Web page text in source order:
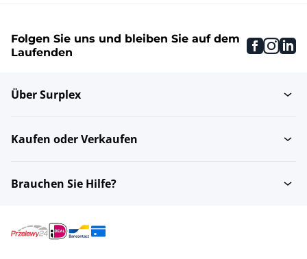
Folgen Sie uns und bleiben Sie auf dem
Laufenden
Über Surplex
Kaufen oder Verkaufen
Brauchen Sie Hilfe?